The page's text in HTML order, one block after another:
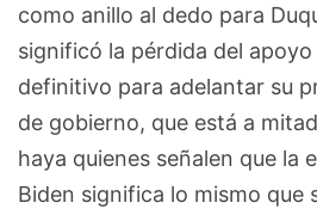
como anillo al dedo para
significó la pérdida del
definitivo para adelantar su
de gobierno, que está a
haya quienes señalen que la
Biden significa lo mismo que